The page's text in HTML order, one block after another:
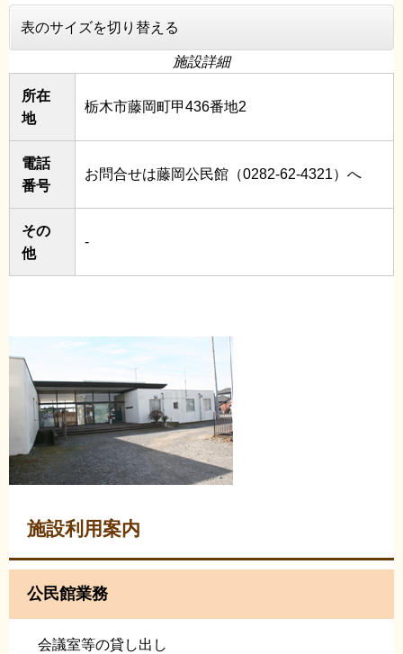
表のサイズを切り替える
施設詳細
所在
地
栃木市藤岡町甲436番地2
電話
番号
お問合せは藤岡公民館（0282-62-4321）へ
その
他
-
施設利用案内
公民館業務
会議室等の貸し出し